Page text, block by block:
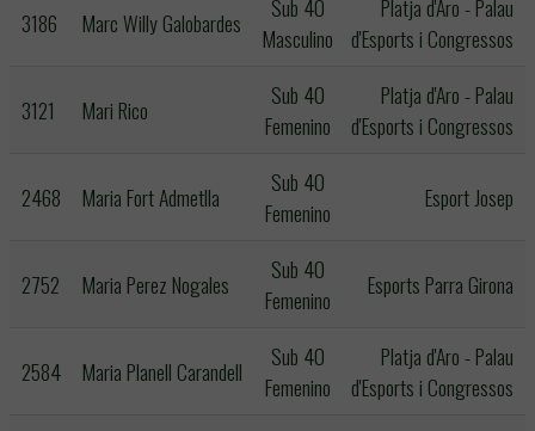
3186 Marc Willy Galobardes
Sub 40
Masculino
Platja d'Aro - Palau
d'Esports i Congressos
3121 Mari Rico
Sub 40
Femenino
Platja d'Aro - Palau
d'Esports i Congressos
2468 Maria Fort Admetlla
Sub 40
Femenino
Esport Josep
2752 Maria Perez Nogales
Sub 40
Femenino
Esports Parra Girona
2584 Maria Planell Carandell
Sub 40
Femenino
Platja d'Aro - Palau
d'Esports i Congressos